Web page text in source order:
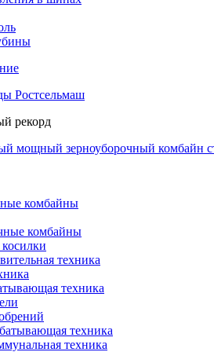
Ростсельмаш
рекорд
мощный зерноуборочный комбайн
комбайны
комбайны
техника
техника
техника
техника